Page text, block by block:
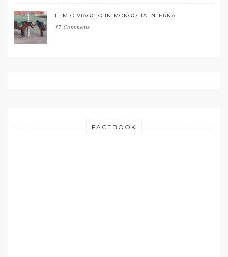
IL MIO VIAGGIO IN MONGOLIA INTERNA
17 Comments
FACEBOOK